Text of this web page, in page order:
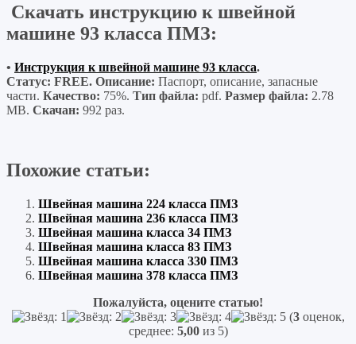
Скачать инструкцию к швейной
машине 93 класса ПМЗ:
• Инструкция к швейной машине 93 класса.
Статус: FREE. Описание: Паспорт, описание, запасные
части. Качество: 75%. Тип файла: pdf. Размер файла: 2.78
MB. Скачан: 992 раз.
Похожие статьи:
Швейная машина 224 класса ПМЗ
Швейная машина 236 класса ПМЗ
Швейная машина класса 34 ПМЗ
Швейная машина класса 83 ПМЗ
Швейная машина класса 330 ПМЗ
Швейная машина 378 класса ПМЗ
Пожалуйста, оцените статью!
(3оценок,
среднее: 5,00из 5)